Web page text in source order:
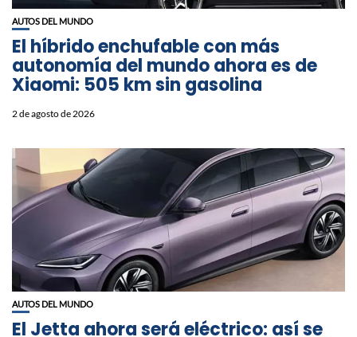
AUTOS DEL MUNDO
El híbrido enchufable con más
autonomía del mundo ahora es de
Xiaomi: 505 km sin gasolina
2 de agosto de 2026
AUTOS DEL MUNDO
El Jetta ahora será eléctrico: así se